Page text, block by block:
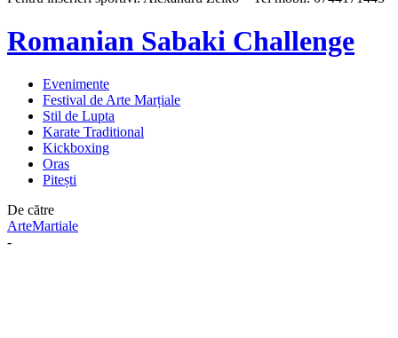
Romanian Sabaki Challenge
Evenimente
Festival de Arte Marțiale
Stil de Lupta
Karate Traditional
Kickboxing
Oras
Pitești
De către
ArteMartiale
-